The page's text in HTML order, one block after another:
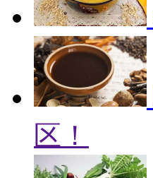
区！